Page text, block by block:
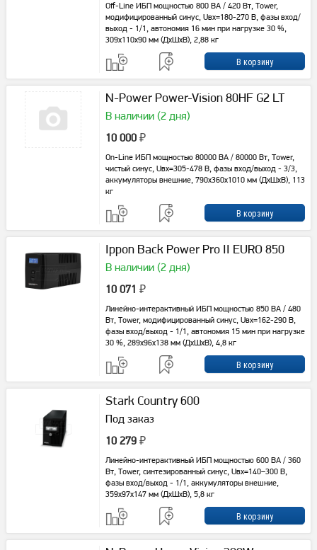
Off-Line ИБП мощностью 800 ВА / 420 Вт, Tower,
модифицированный синус, Uвх=180-270 В, фазы вход/
выход - 1/1, автономия 16 мин при нагрузке 30 %,
309х110х90 мм (ДхШхВ), 2,88 кг
N-Power Power-Vision 80HF G2 LT
В наличии (2 дня)
10 000 ₽
On-Line ИБП мощностью 80000 ВА / 80000 Вт, Tower,
чистый синус, Uвх=305-478 В, фазы вход/выход - 3/3,
аккумуляторы внешние, 790x360x1010 мм (ДxШxВ), 113
кг
Ippon Back Power Pro II EURO 850
В наличии (2 дня)
10 071 ₽
Линейно-интерактивный ИБП мощностью 850 ВА / 480
Вт, Tower, модифицированный синус, Uвх=162-290 В,
фазы вход/выход - 1/1, автономия 15 мин при нагрузке
30 %, 289х96х138 мм (ДхШхВ), 4,8 кг
Stark Country 600
Под заказ
10 279 ₽
Линейно-интерактивный ИБП мощностью 600 ВА / 360
Вт, Tower, синтезированный синус, Uвх=140–300 В,
фазы вход/выход - 1/1, аккумуляторы внешние,
359x97x147 мм (ДxШxВ), 5,8 кг